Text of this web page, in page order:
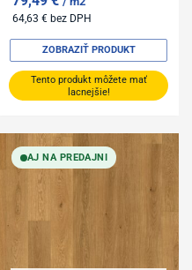
64,63€ bez DPH
Tento produkt môžete mať
lacnejšie!
ZOBRAZIŤ PRODUKT
AJ NA PREDAJNI